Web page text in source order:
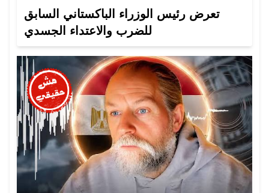
تعرض رئيس الوزراء الباكستاني السابق
للضرب والاعتداء الجسدي